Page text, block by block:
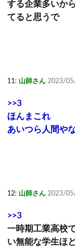
する企業多いか
てると思うで
11: 山師さん 2023/
>>3
ほんまこれ
あいつら人間や
12: 山師さん 2023/
>>3
一時期工業高校
い無能な学生ほ